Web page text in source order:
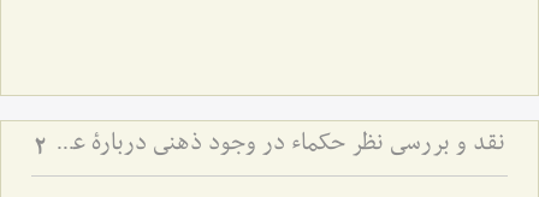
نقد و بررسی نظر حکماء در وجود ذهنی دربارۀ عینیّت ماهیّات ذهنی و خارجی - نظر حکما مبنی بر عینیت ماهیات ذهنی و خارجی با اشکالات اساسی روبرو است 2